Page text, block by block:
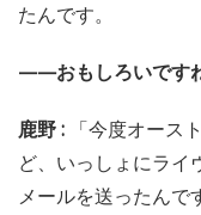
たんです。
——おもしろいです
鹿野 : 「今度オース
ど、いっしょにライ
メールを送ったんで